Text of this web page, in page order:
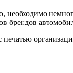
необходимо
брендов